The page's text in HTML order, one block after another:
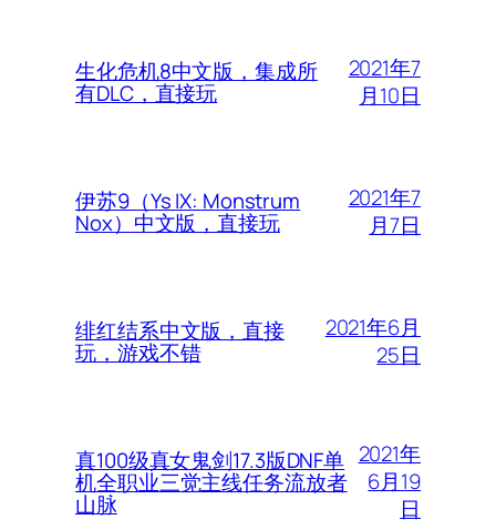
生化危机8中文版，集成所
有DLC，直接玩
2021年7
月10日
伊苏9（Ys IX: Monstrum
Nox）中文版，直接玩
2021年7
月7日
绯红结系中文版，直接
玩，游戏不错
2021年6月
25日
真100级真女鬼剑17.3版DNF单
机全职业三觉主线任务流放者
山脉
2021年
6月19
日